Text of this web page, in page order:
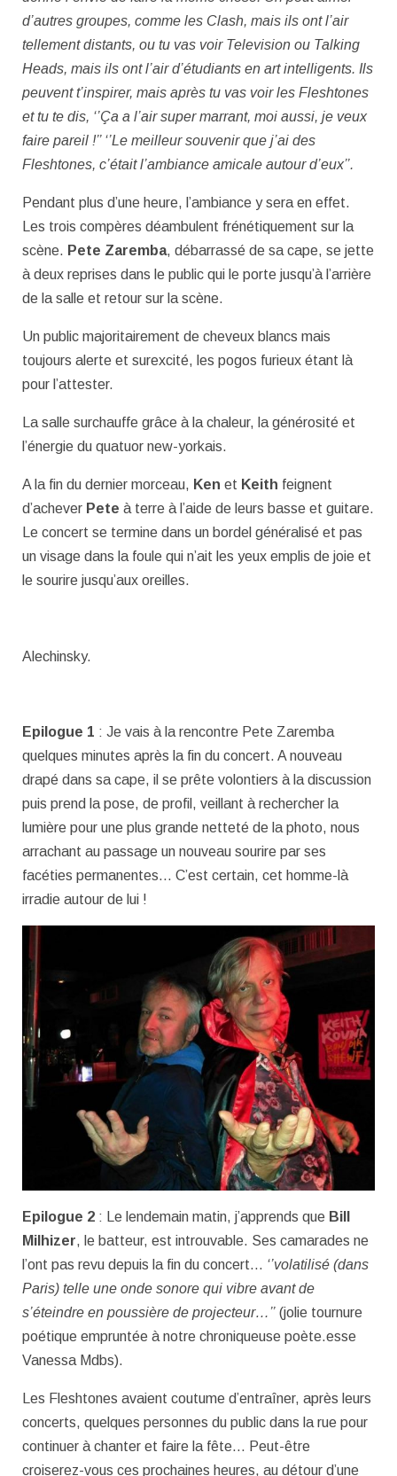
d’autres groupes, comme les Clash, mais ils ont l’air
tellement distants, ou tu vas voir Television ou Talking
Heads, mais ils ont l’air d’étudiants en art intelligents. Ils
peuvent t’inspirer, mais après tu vas voir les Fleshtones
et tu te dis, ‘’Ça a l’air super marrant, moi aussi, je veux
faire pareil !’’ ‘’Le meilleur souvenir que j’ai des
Fleshtones, c’était l’ambiance amicale autour d’eux’’.
Pendant plus d’une heure, l’ambiance y sera en effet.
Les trois compères déambulent frénétiquement sur la
scène. Pete Zaremba, débarrassé de sa cape, se jette
à deux reprises dans le public qui le porte jusqu’à l’arrière
de la salle et retour sur la scène.
Un public majoritairement de cheveux blancs mais
toujours alerte et surexcité, les pogos furieux étant là
pour l’attester.
La salle surchauffe grâce à la chaleur, la générosité et
l’énergie du quatuor new-yorkais.
A la fin du dernier morceau, Ken et Keith feignent
d’achever Pete à terre à l’aide de leurs basse et guitare.
Le concert se termine dans un bordel généralisé et pas
un visage dans la foule qui n’ait les yeux emplis de joie et
le sourire jusqu’aux oreilles.
Alechinsky.
Epilogue 1 : Je vais à la rencontre Pete Zaremba
quelques minutes après la fin du concert. A nouveau
drapé dans sa cape, il se prête volontiers à la discussion
puis prend la pose, de profil, veillant à rechercher la
lumière pour une plus grande netteté de la photo, nous
arrachant au passage un nouveau sourire par ses
facéties permanentes… C’est certain, cet homme-là
irradie autour de lui !
Epilogue 2 : Le lendemain matin, j’apprends que Bill
Milhizer, le batteur, est introuvable. Ses camarades ne
l’ont pas revu depuis la fin du concert… ‘’volatilisé (dans
Paris) telle une onde sonore qui vibre avant de
s’éteindre en poussière de projecteur…’’ (jolie tournure
poétique empruntée à notre chroniqueuse poète.esse
Vanessa Mdbs).
Les Fleshtones avaient coutume d’entraîner, après leurs
concerts, quelques personnes du public dans la rue pour
continuer à chanter et faire la fête… Peut-être
croiserez-vous ces prochaines heures, au détour d’une